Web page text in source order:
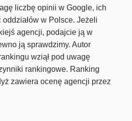
liczbę opinii w Google, ich
w Polsce. Jeżeli
agencji, podajcie ją w
ją sprawdzimy. Autor
wziął pod uwagę
rankingowe. Ranking
zawiera ocenę agencji przez